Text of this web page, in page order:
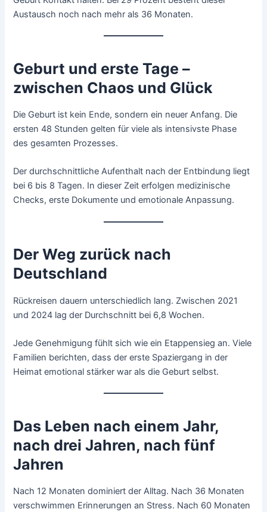
Austausch noch nach mehr als 36 Monaten.
Geburt und erste Tage –
zwischen Chaos und Glück
Die Geburt ist kein Ende, sondern ein neuer Anfang. Die
ersten 48 Stunden gelten für viele als intensivste Phase
des gesamten Prozesses.
Der durchschnittliche Aufenthalt nach der Entbindung liegt
bei 6 bis 8 Tagen. In dieser Zeit erfolgen medizinische
Checks, erste Dokumente und emotionale Anpassung.
Der Weg zurück nach
Deutschland
Rückreisen dauern unterschiedlich lang. Zwischen 2021
und 2024 lag der Durchschnitt bei 6,8 Wochen.
Jede Genehmigung fühlt sich wie ein Etappensieg an. Viele
Familien berichten, dass der erste Spaziergang in der
Heimat emotional stärker war als die Geburt selbst.
Das Leben nach einem Jahr,
nach drei Jahren, nach fünf
Jahren
Nach 12 Monaten dominiert der Alltag. Nach 36 Monaten
verschwimmen Erinnerungen an Stress. Nach 60 Monaten